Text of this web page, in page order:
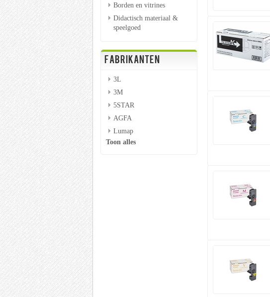
Borden en vitrines
Didactisch materiaal &
speelgoed
FABRIKANTEN
3L
3M
5STAR
AGFA
Lumap
Toon alles